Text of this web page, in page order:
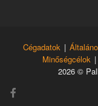
Cégadatok |
Minőségcélok |
2026 ©